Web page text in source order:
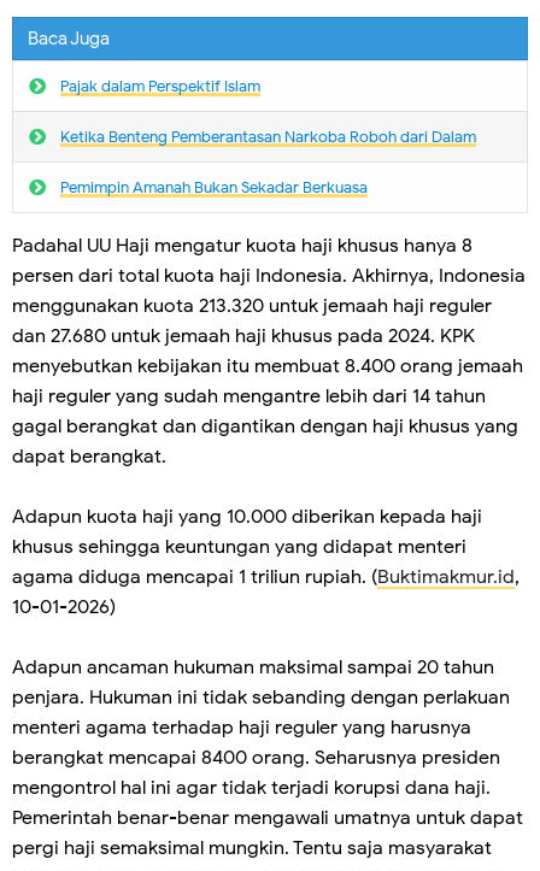
Baca Juga
Pajak dalam Perspektif Islam
Ketika Benteng Pemberantasan Narkoba Roboh dari Dalam
Pemimpin Amanah Bukan Sekadar Berkuasa
Padahal UU Haji mengatur kuota haji khusus hanya 8
persen dari total kuota haji Indonesia. Akhirnya, Indonesia
menggunakan kuota 213.320 untuk jemaah haji reguler
dan 27.680 untuk jemaah haji khusus pada 2024. KPK
menyebutkan kebijakan itu membuat 8.400 orang jemaah
haji reguler yang sudah mengantre lebih dari 14 tahun
gagal berangkat dan digantikan dengan haji khusus yang
dapat berangkat.
Adapun kuota haji yang 10.000 diberikan kepada haji
khusus sehingga keuntungan yang didapat menteri
agama diduga mencapai 1 triliun rupiah. (Buktimakmur.id,
10-01-2026)
Adapun ancaman hukuman maksimal sampai 20 tahun
penjara. Hukuman ini tidak sebanding dengan perlakuan
menteri agama terhadap haji reguler yang harusnya
berangkat mencapai 8400 orang. Seharusnya presiden
mengontrol hal ini agar tidak terjadi korupsi dana haji.
Pemerintah benar-benar mengawali umatnya untuk dapat
pergi haji semaksimal mungkin. Tentu saja masyarakat